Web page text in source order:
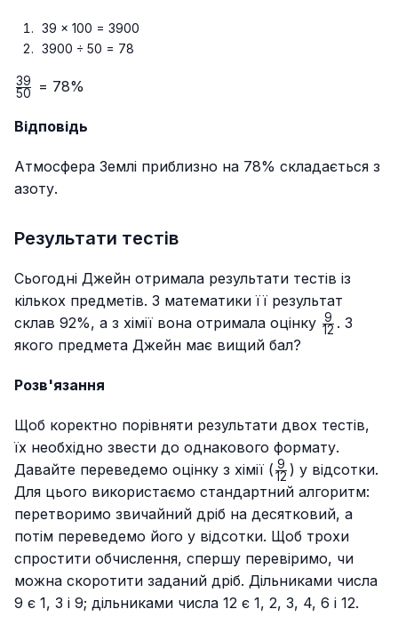
39 × 100 = 3900
3900 ÷ 50 = 78
\frac{39}
50
39 = 78%
Відповідь
Атмосфера Землі приблизно на 78% складається з
азоту.
Результати тестів
Сьогодні Джейн отримала результати тестів із
кількох предметів. З математики її результат
склав 92%, а з хімії вона отримала оцінку \frac{9}
12
9 . З
якого предмета Джейн має вищий бал?
Розв'язання
Щоб коректно порівняти результати двох тестів,
їх необхідно звести до однакового формату.
Давайте переведемо оцінку з хімії (\frac{9}
{12}
12
9 ) у відсотки.
Для цього використаємо стандартний алгоритм:
перетворимо звичайний дріб на десятковий, а
потім переведемо його у відсотки. Щоб трохи
спростити обчислення, спершу перевіримо, чи
можна скоротити заданий дріб. Дільниками числа
9 є 1, 3 і 9; дільниками числа 12 є 1, 2, 3, 4, 6 і 12.